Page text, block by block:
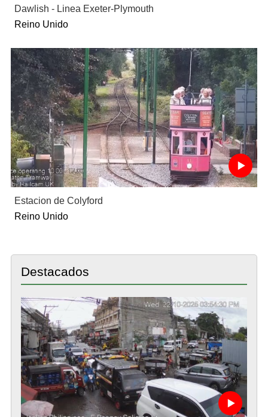
Dawlish - Linea Exeter-Plymouth
Reino Unido
Estacion de Colyford
Reino Unido
Destacados